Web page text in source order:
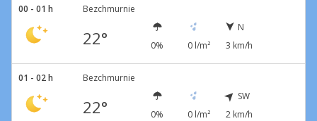
00 - 01 h Bezchmurnie
22° 0% 0 l/m²
N
3 km/h
01 - 02 h Bezchmurnie
22° 0% 0 l/m²
SW
2 km/h